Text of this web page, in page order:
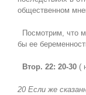
общественном
Посмотрим, что
бы ее
Втор. 22: 20-30 (
20 Если же